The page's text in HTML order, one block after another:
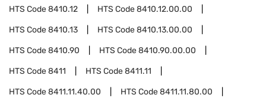
HTS Code8410.12 HTS Code8410.12.00.00
HTS Code8410.13 HTS Code8410.13.00.00
HTS Code8410.90 HTS Code8410.90.00.00
HTS Code8411 HTS Code8411.11
HTS Code8411.11.40.00 HTS Code8411.11.80.00